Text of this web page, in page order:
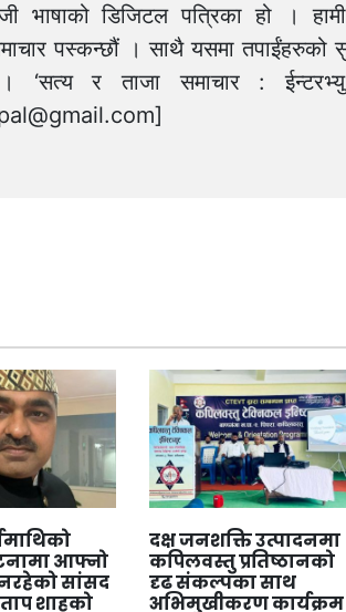
भाषाको डिजिटल पत्रिका हो ।
पस्कन्छौं । साथै यसमा तपाईंहरुको
। ‘सत्य र ताजा समाचार :
]
आफ्नो
सांसद
शाहको
दक्ष जनशक्ति उत्पादनमा
कपिलवस्तु प्रतिष्ठानको
दृढ संकल्पका साथ
अभिमुखीकरण कार्यक्रम